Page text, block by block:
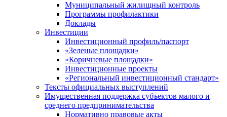
Муниципальный жилищный контроль
Программы профилактики
Доклады
Инвестиции
Инвестиционный профиль/паспорт
«Зеленые площадки»
«Коричневые площадки»
Инвестиционные проекты
«Региональный инвестиционный стандарт»
Тексты официальных выступлений
Имущественная поддержка субъектов малого и
среднего предпринимательства
Нормативно правовые акты